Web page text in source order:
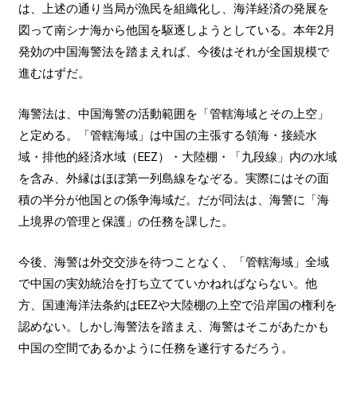
は、上述の通り当局が漁民を組織化し、海洋経済の発展を
図って南シナ海から他国を駆逐しようとしている。本年2月
発効の中国海警法を踏まえれば、今後はそれが全国規模で
進むはずだ。
海警法は、中国海警の活動範囲を「管轄海域とその上空」
と定める。「管轄海域」は中国の主張する領海・接続水
域・排他的経済水域（EEZ）・大陸棚・「九段線」内の水域
を含み、外縁はほぼ第一列島線をなぞる。実際にはその面
積の半分が他国との係争海域だ。だが同法は、海警に「海
上境界の管理と保護」の任務を課した。
今後、海警は外交交渉を待つことなく、「管轄海域」全域
で中国の実効統治を打ち立てていかねればならない。他
方、国連海洋法条約はEEZや大陸棚の上空で沿岸国の権利を
認めない。しかし海警法を踏まえ、海警はそこがあたかも
中国の空間であるかように任務を遂行するだろう。